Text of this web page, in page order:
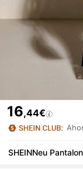
16,44€
SHEINNeu